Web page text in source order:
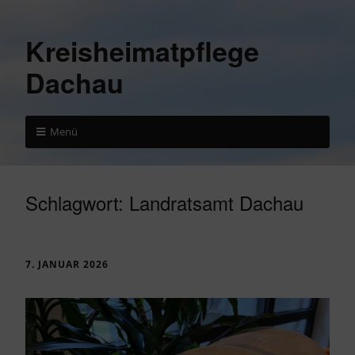
Kreisheimatpflege
Dachau
Menü
Schlagwort: Landratsamt Dachau
7. JANUAR 2026